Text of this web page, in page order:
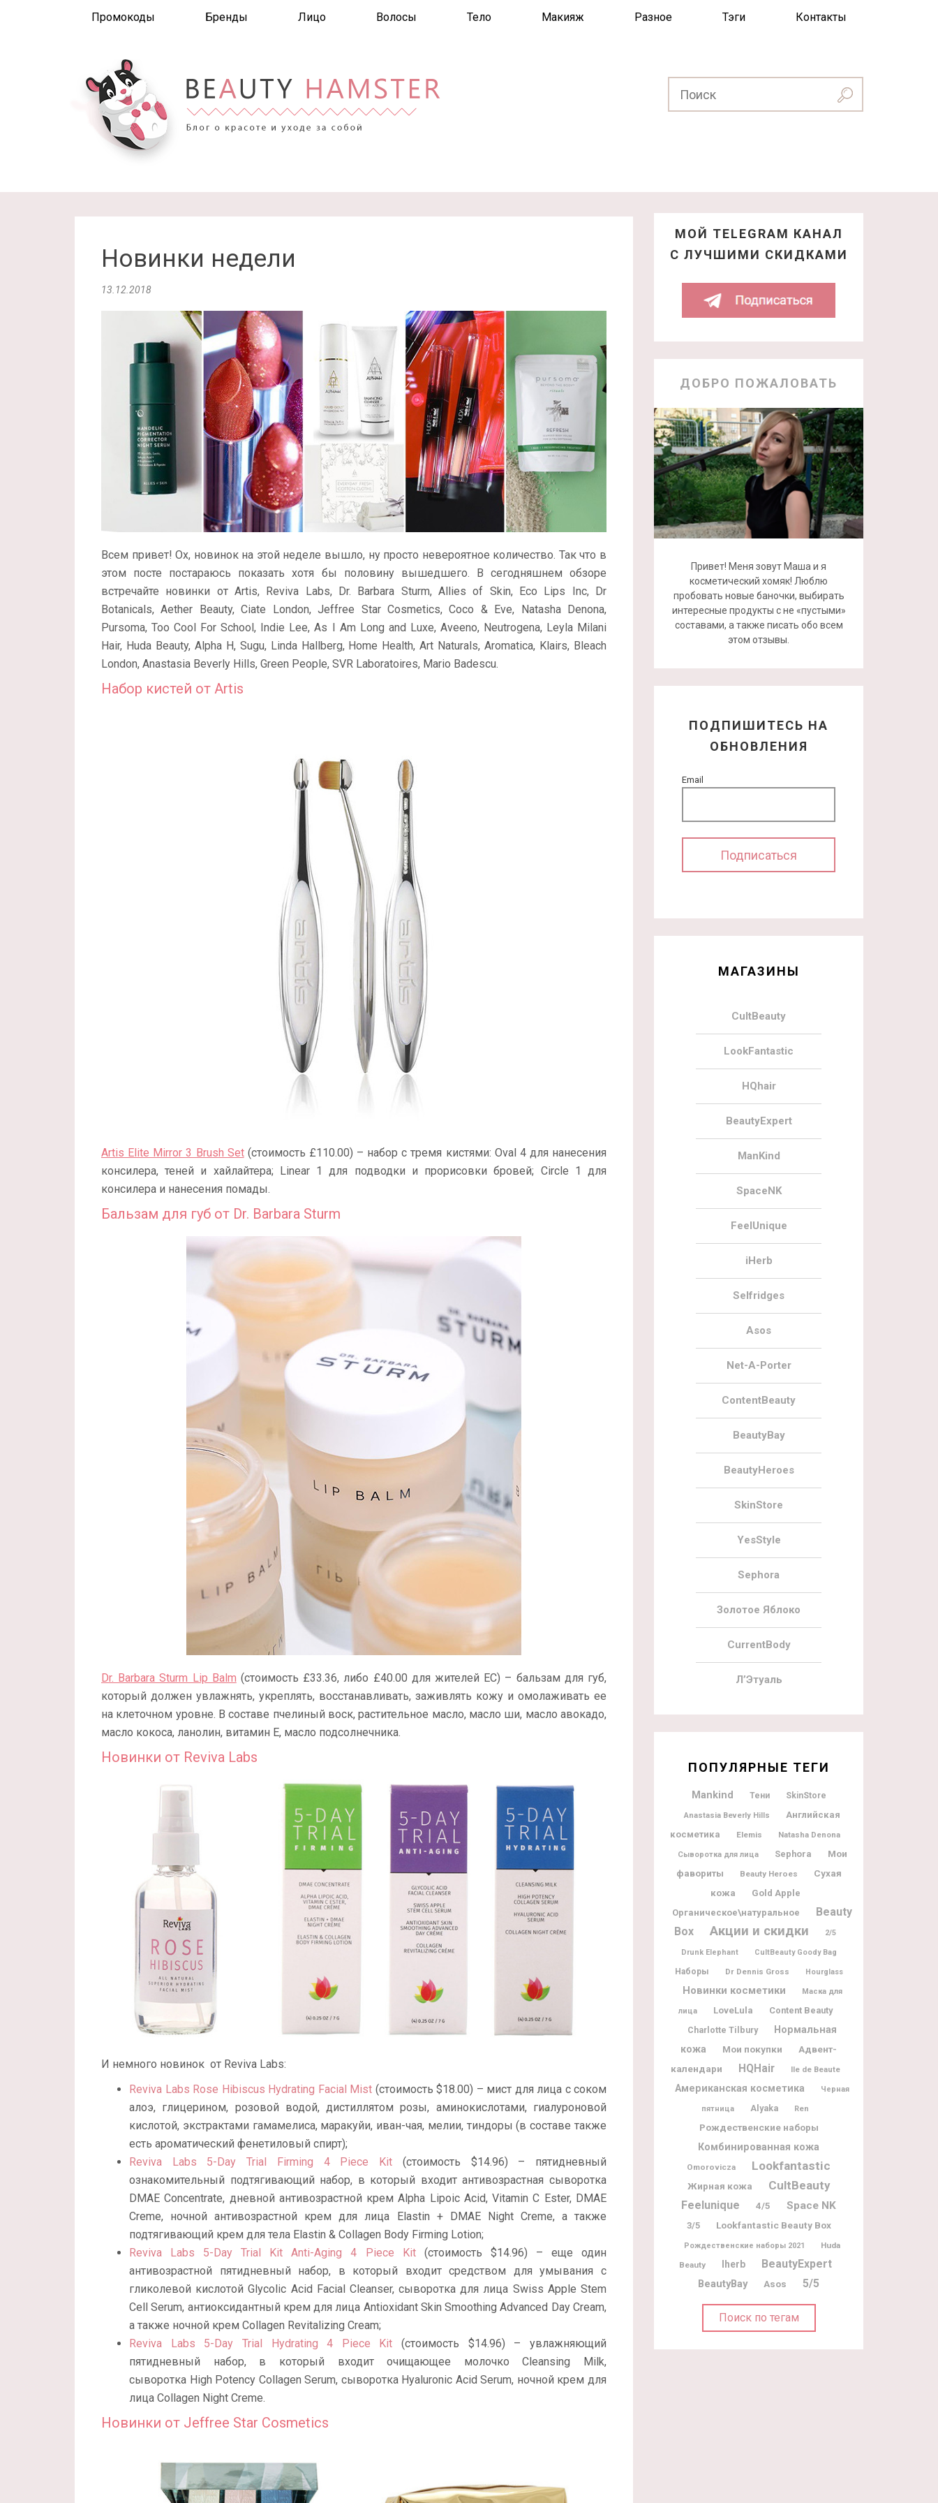
Промокоды Бренды Лицо Волосы Тело Макияж Разное Тэги Контакты
Новинки недели
13.12.2018
Всем привет! Ох, новинок на этой неделе вышло, ну просто невероятное количество. Так что в
этом посте постараюсь показать хотя бы половину вышедшего. В сегодняшнем обзоре
встречайте новинки от Artis, Reviva Labs, Dr. Barbara Sturm, Allies of Skin, Eco Lips Inc, Dr
Botanicals, Aether Beauty, Ciate London, Jeffree Star Cosmetics, Coco & Eve, Natasha Denona,
Pursoma, Too Cool For School, Indie Lee, As I Am Long and Luxe, Aveeno, Neutrogena,Leyla Milani
Hair, Huda Beauty, Alpha H, Sugu, Linda Hallberg, Home Health, Art Naturals, Aromatica, Klairs, Bleach
London, Anastasia Beverly Hills, Green People, SVR Laboratoires, Mario Badescu.
Набор кистей от Artis
Artis Elite Mirror 3 Brush Set(стоимость £110.00) – набор с тремя кистями: Oval 4 для нанесения
консилера, теней и хайлайтера; Linear 1 для подводки и прорисовки бровей; Circle 1 для
консилера и нанесения помады.
Бальзам для губ от Dr. Barbara Sturm
Dr. Barbara Sturm Lip Balm (стоимость £33.36, либо £40.00 для жителей ЕС) – бальзам для губ,
который должен увлажнять, укреплять, восстанавливать, заживлять кожу и омолаживать ее
на клеточном уровне. В составе пчелиный воск, растительное масло, масло ши, масло авокадо,
масло кокоса, ланолин, витамин Е, масло подсолнечника.
Новинки от Reviva Labs
И немного новинок от Reviva Labs:
Reviva Labs Rose Hibiscus Hydrating Facial Mist (стоимость $18.00) – мист для лица с соком
алоэ, глицерином, розовой водой, дистиллятом розы, аминокислотами, гиалуроновой
кислотой, экстрактами гамамелиса, маракуйи, иван-чая, мелии, тиндоры (в составе также
есть ароматический фенетиловый спирт);
Reviva Labs 5-Day Trial Firming 4 Piece Kit (стоимость $14.96) – пятидневный
ознакомительный подтягивающий набор, в который входит антивозрастная сыворотка
DMAE Concentrate, дневной антивозрастной крем Alpha Lipoic Acid, Vitamin C Ester, DMAE
Creme, ночной антивозрастной крем для лица Elastin + DMAE Night Creme, а также
подтягивающий крем для тела Elastin & Collagen Body Firming Lotion;
Reviva Labs 5-Day Trial Kit Anti-Aging 4 Piece Kit(стоимость $14.96) – еще один
антивозрастной пятидневный набор, в который входит средством для умывания с
гликолевой кислотой Glycolic Acid Facial Cleanser, сыворотка для лица Swiss Apple Stem
Cell Serum, антиоксидантный крем для лица Antioxidant Skin Smoothing Advanced Day Cream,
а также ночной крем Collagen Revitalizing Cream;
Reviva Labs 5-Day Trial Hydrating 4 Piece Kit (стоимость $14.96) – увлажняющий
пятидневный набор, в который входит очищающее молочко Cleansing Milk,
сыворотка High Potency Collagen Serum, сыворотка Hyaluronic Acid Serum, ночной крем для
лица Collagen Night Creme.
Новинки от Jeffree Star Cosmetics
МОЙ TELEGRAM КАНАЛ
С ЛУЧШИМИ СКИДКАМИ
ДОБРО ПОЖАЛОВАТЬ
Привет! Меня зовут Маша и я
косметический хомяк! Люблю
пробовать новые баночки, выбирать
интересные продукты с не «пустыми»
составами, а также писать обо всем
этом отзывы.
ПОДПИШИТЕСЬ НА
ОБНОВЛЕНИЯ
Email
МАГАЗИНЫ
CultBeauty
LookFantastic
HQhair
BeautyExpert
ManKind
SpaceNK
FeelUnique
iHerb
Selfridges
Asos
Net-A-Porter
ContentBeauty
BeautyBay
BeautyHeroes
SkinStore
YesStyle
Sephora
Золотое Яблоко
CurrentBody
Л’Этуаль
ПОПУЛЯРНЫЕ ТЕГИ
Mankind Тени SkinStore
Anastasia Beverly Hills
Английская
косметика
Elemis Natasha Denona
Сыворотка для лица Sephora
Мои
фавориты
Beauty Heroes
Сухая
кожа
Gold Apple
Органическое\натуральное
Beauty
Box
Акции и скидки 2/5
Drunk Elephant CultBeauty Goody Bag
Наборы Dr Dennis Gross Hourglass
Новинки косметики Маска для
лица LoveLula
Content Beauty
Charlotte Tilbury
Нормальная
кожа
Мои покупки
Адвент-
календари
HQHair Ile de Beaute
Американская косметика Черная
пятница Alyaka Ren
Рождественские наборы
Комбинированная кожа
Omorovicza Lookfantastic
Жирная кожа CultBeauty
Feelunique 4/5 Space NK
3/5 Lookfantastic Beauty Box
Рождественские наборы 2021
Huda
Beauty
Iherb BeautyExpert
BeautyBay Asos 5/5
Поиск по тегам